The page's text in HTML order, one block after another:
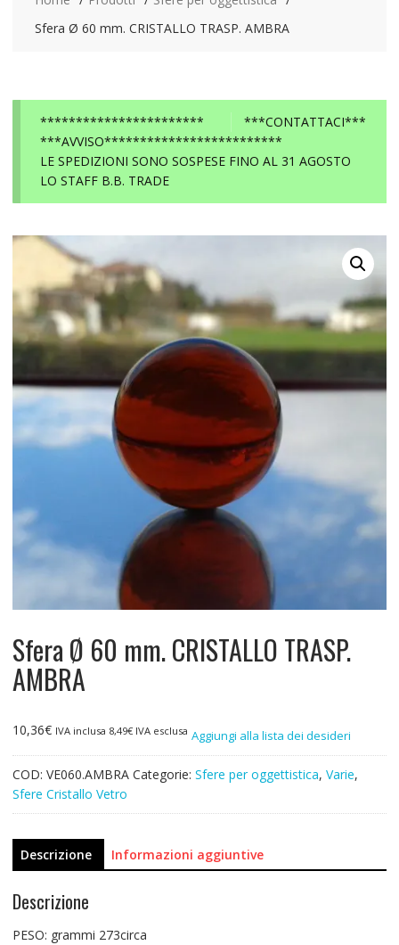
Sfera Ø 60 mm. CRISTALLO TRASP. AMBRA
***CONTATTACI***
***********************
***AVVISO*************************
LE SPEDIZIONI SONO SOSPESE FINO AL 31 AGOSTO
LO STAFF B.B. TRADE
Sfera Ø 60 mm. CRISTALLO TRASP.
AMBRA
10,36€ IVA inclusa 8,49€IVA esclusa Aggiungi alla lista dei desideri
COD: VE060.AMBRA Categorie: Sfere per oggettistica, Varie,
Sfere Cristallo Vetro
Descrizione Informazioni aggiuntive
Descrizione
PESO: grammi 273circa